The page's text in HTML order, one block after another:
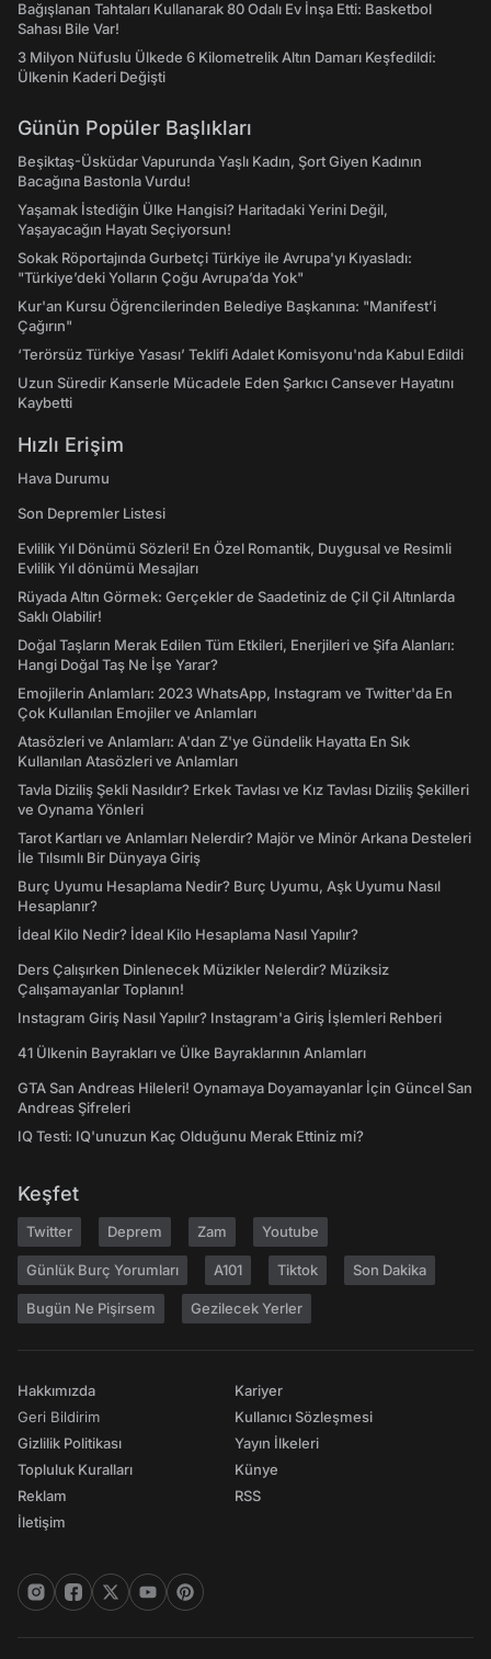
Bağışlanan Tahtaları Kullanarak 80 Odalı Ev İnşa Etti: Basketbol
Sahası Bile Var!
3 Milyon Nüfuslu Ülkede 6 Kilometrelik Altın Damarı Keşfedildi:
Ülkenin Kaderi Değişti
Günün Popüler Başlıkları
Beşiktaş-Üsküdar Vapurunda Yaşlı Kadın, Şort Giyen Kadının
Bacağına Bastonla Vurdu!
Yaşamak İstediğin Ülke Hangisi? Haritadaki Yerini Değil,
Yaşayacağın Hayatı Seçiyorsun!
Sokak Röportajında Gurbetçi Türkiye ile Avrupa'yı Kıyasladı:
"Türkiye’deki Yolların Çoğu Avrupa’da Yok"
Kur'an Kursu Öğrencilerinden Belediye Başkanına: "Manifest’i
Çağırın"
‘Terörsüz Türkiye Yasası’ Teklifi Adalet Komisyonu'nda Kabul Edildi
Uzun Süredir Kanserle Mücadele Eden Şarkıcı Cansever Hayatını
Kaybetti
Hızlı Erişim
Hava Durumu
Son Depremler Listesi
Evlilik Yıl Dönümü Sözleri! En Özel Romantik, Duygusal ve Resimli
Evlilik Yıl dönümü Mesajları
Rüyada Altın Görmek: Gerçekler de Saadetiniz de Çil Çil Altınlarda
Saklı Olabilir!
Doğal Taşların Merak Edilen Tüm Etkileri, Enerjileri ve Şifa Alanları:
Hangi Doğal Taş Ne İşe Yarar?
Emojilerin Anlamları: 2023 WhatsApp, Instagram ve Twitter'da En
Çok Kullanılan Emojiler ve Anlamları
Atasözleri ve Anlamları: A'dan Z'ye Gündelik Hayatta En Sık
Kullanılan Atasözleri ve Anlamları
Tavla Diziliş Şekli Nasıldır? Erkek Tavlası ve Kız Tavlası Diziliş Şekilleri
ve Oynama Yönleri
Tarot Kartları ve Anlamları Nelerdir? Majör ve Minör Arkana Desteleri
İle Tılsımlı Bir Dünyaya Giriş
Burç Uyumu Hesaplama Nedir? Burç Uyumu, Aşk Uyumu Nasıl
Hesaplanır?
İdeal Kilo Nedir? İdeal Kilo Hesaplama Nasıl Yapılır?
Ders Çalışırken Dinlenecek Müzikler Nelerdir? Müziksiz
Çalışamayanlar Toplanın!
Instagram Giriş Nasıl Yapılır? Instagram'a Giriş İşlemleri Rehberi
41 Ülkenin Bayrakları ve Ülke Bayraklarının Anlamları
GTA San Andreas Hileleri! Oynamaya Doyamayanlar İçin Güncel San
Andreas Şifreleri
IQ Testi: IQ'unuzun Kaç Olduğunu Merak Ettiniz mi?
Keşfet
Twitter Deprem Zam Youtube
Günlük Burç Yorumları A101 Tiktok Son Dakika
Bugün Ne Pişirsem Gezilecek Yerler
Hakkımızda
Geri Bildirim
Gizlilik Politikası
Topluluk Kuralları
Reklam
İletişim
Kariyer
Kullanıcı Sözleşmesi
Yayın İlkeleri
Künye
RSS